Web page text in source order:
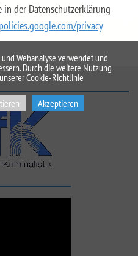
der Datenschutzerklärung
privacy
Webanalyse verwendet und
Durch die weitere Nutzung
Cookie-Richtlinie
Akzeptieren